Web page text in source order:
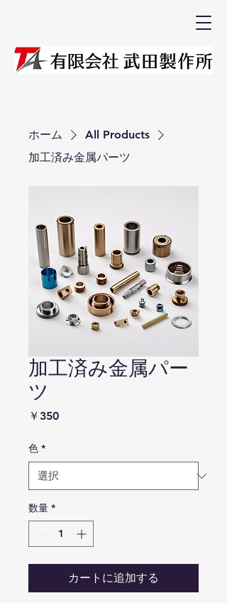
ホーム
All Products
加工済み金属パーツ
加工済み金属パー
ツ
￥350価
色 *
数量 *
カートに追加する